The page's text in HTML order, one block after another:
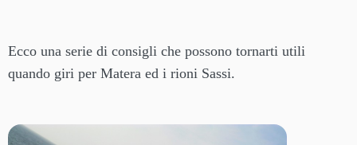
Ecco una serie di consigli che possono tornarti utili
quando giri per Matera ed i rioni Sassi.